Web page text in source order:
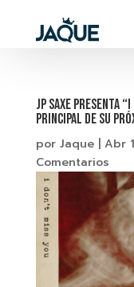
JP Saxe presenta
principal de su
por Jaque| Abr
Comentarios